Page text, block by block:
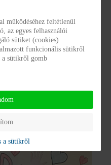
faldekorációt
működéséhez feltétlenül
az egyes felhasználói
sütiket (cookies)
funkcionális sütikről
a sütikről gomb
a sütikről